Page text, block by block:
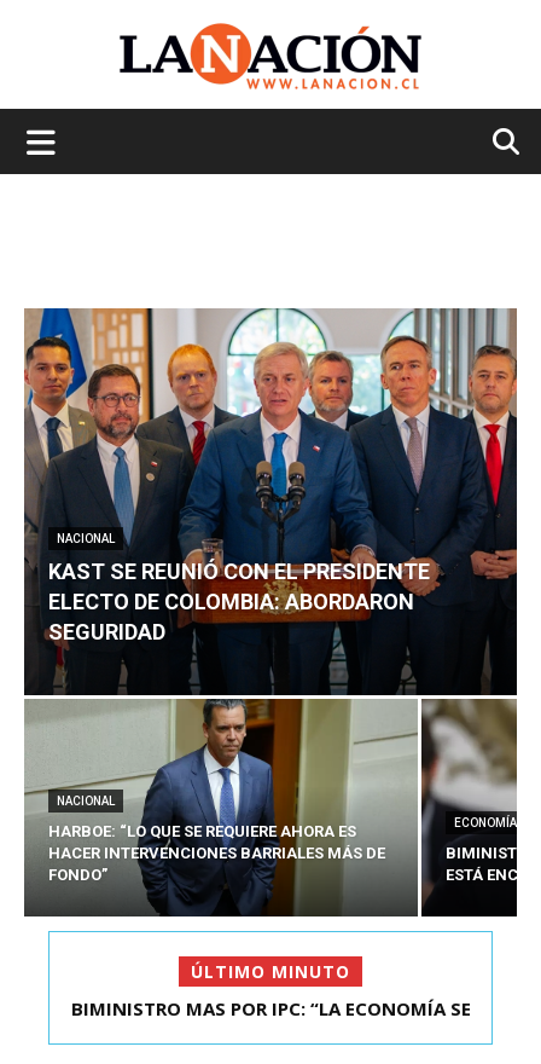
NACIONAL
KAST SE REUNIÓ CON EL PRESIDENTE
ELECTO DE COLOMBIA: ABORDARON
SEGURIDAD
NACIONAL
HARBOE: “LO QUE SE REQUIERE AHORA ES
HACER INTERVENCIONES BARRIALES MÁS DE
FONDO”
ECONOMÍA
BIMINISTRO
ESTÁ
ÚLTIMO MINUTO
KAST SE REUNIÓ CON EL PRESIDENTE ELECTO DE
BIMINISTRO MAS POR IPC: “LA ECONOMÍA SE